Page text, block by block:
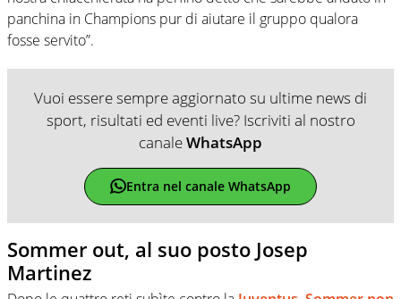
panchina in Champions pur di aiutare il gruppo qualora
fosse servito”.
Vuoi essere sempre aggiornato su ultime news di
sport, risultati ed eventi live? Iscriviti al nostro
canaleWhatsApp
Entra nel canale WhatsApp
Sommer out, al suo posto Josep
Martinez